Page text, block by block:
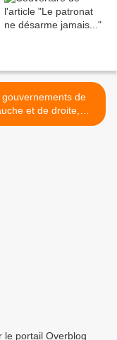
gouvernements de
et de droite,
vous fait du grand
le portail Overblog